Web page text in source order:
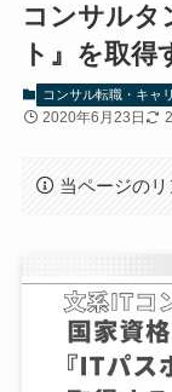
コンサルタ
ト』を取得
コンサル転職・キャ
2020年6月23日
当ページのリ